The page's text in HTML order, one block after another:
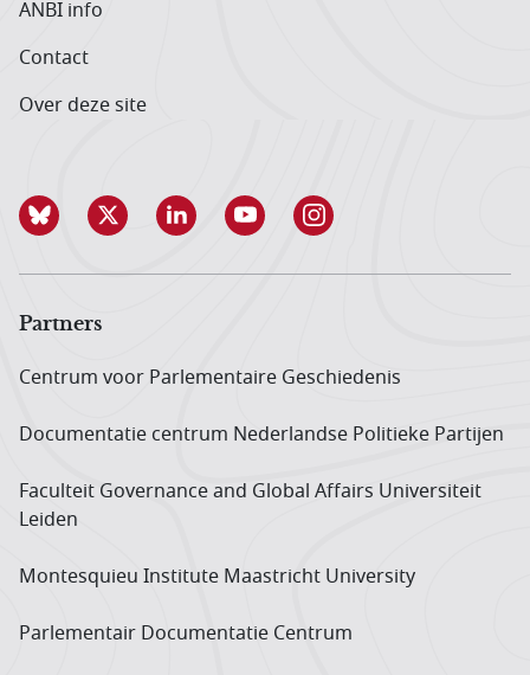
ANBI info
Contact
Over deze site
Partners
Centrum voor Parlementaire Geschiedenis
Documentatie centrum Neder­landse Politieke Partijen
Faculteit Governance and Global Affairs Universiteit
Leiden
Montesquieu Institute Maastricht University
Parlementair Documentatie Centrum